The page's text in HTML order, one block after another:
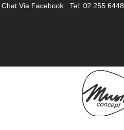
Chat Via Facebook Tel: 02 255 6448